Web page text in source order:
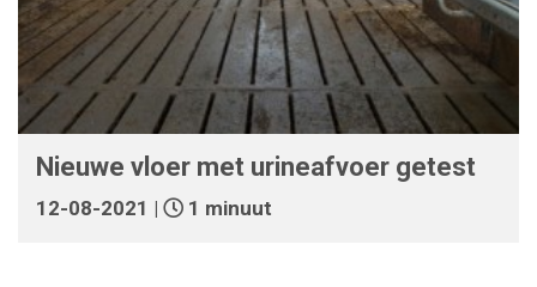
Nieuwe vloer met urineafvoer getest
12-08-2021 | 1 minuut